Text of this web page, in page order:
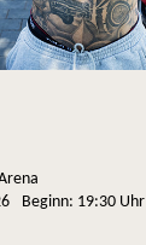
Beginn: 19:30 Uhr